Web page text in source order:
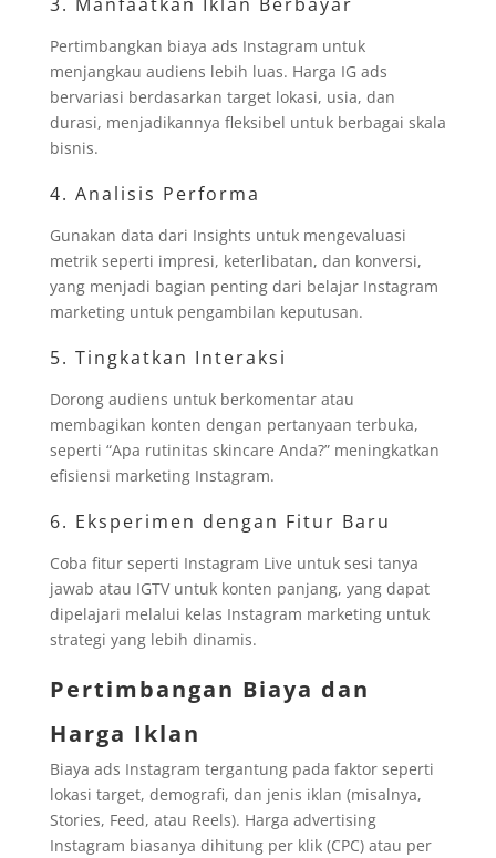
Pertimbangkan biaya ads Instagram untuk
menjangkau audiens lebih luas. Harga IG ads
bervariasi berdasarkan target lokasi, usia, dan
durasi, menjadikannya fleksibel untuk berbagai skala
bisnis.
4. Analisis Performa
Gunakan data dari Insights untuk mengevaluasi
metrik seperti impresi, keterlibatan, dan konversi,
yang menjadi bagian penting dari belajar Instagram
marketing untuk pengambilan keputusan.
5. Tingkatkan Interaksi
Dorong audiens untuk berkomentar atau
membagikan konten dengan pertanyaan terbuka,
seperti “Apa rutinitas skincare Anda?” meningkatkan
efisiensi marketing Instagram.
6. Eksperimen dengan Fitur Baru
Coba fitur seperti Instagram Live untuk sesi tanya
jawab atau IGTV untuk konten panjang, yang dapat
dipelajari melalui kelas Instagram marketing untuk
strategi yang lebih dinamis.
Pertimbangan Biaya dan
Harga Iklan
Biaya ads Instagram tergantung pada faktor seperti
lokasi target, demografi, dan jenis iklan (misalnya,
Stories, Feed, atau Reels). Harga advertising
Instagram biasanya dihitung per klik (CPC) atau per